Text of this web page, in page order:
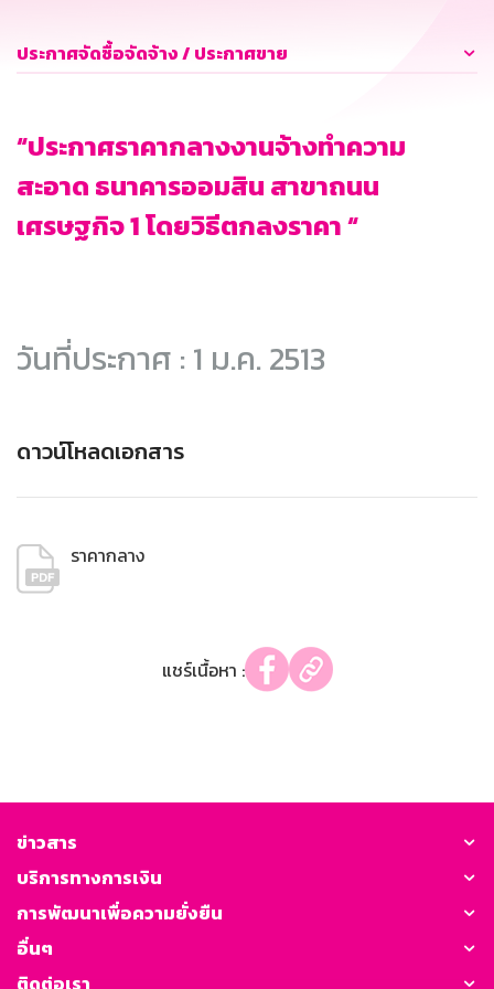
ประกาศจัดซื้อจัดจ้าง / ประกาศขาย
“ประกาศราคากลางงานจ้างทำความ
สะอาด ธนาคารออมสิน สาขาถนน
เศรษฐกิจ 1 โดยวิธีตกลงราคา “
วันที่ประกาศ : 1 ม.ค. 2513
ดาวน์โหลดเอกสาร
ราคากลาง
แชร์เนื้อหา :
ข่าวสาร
บริการทางการเงิน
การพัฒนาเพื่อความยั่งยืน
อื่นๆ